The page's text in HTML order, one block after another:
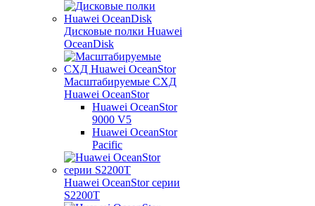
Дисковые полки Huawei
OceanDisk
Масштабируемые СХД
Huawei OceanStor
Huawei OceanStor
9000 V5
Huawei OceanStor
Pacific
Huawei OceanStor серии
S2200T